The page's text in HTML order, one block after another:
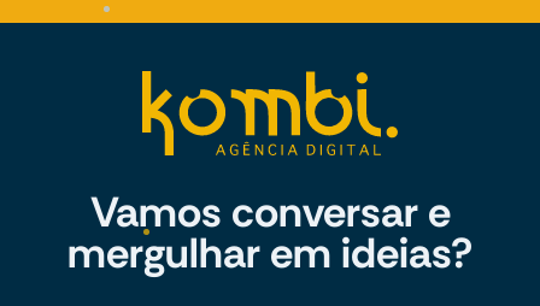
Vamos conversar e
mergulhar em ideias?